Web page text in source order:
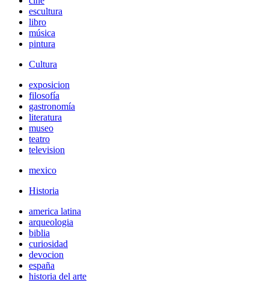
escultura
libro
música
pintura
Cultura
exposicion
filosofía
gastronomía
literatura
museo
teatro
television
mexico
Historia
america latina
arqueologia
biblia
curiosidad
devocion
españa
historia del arte